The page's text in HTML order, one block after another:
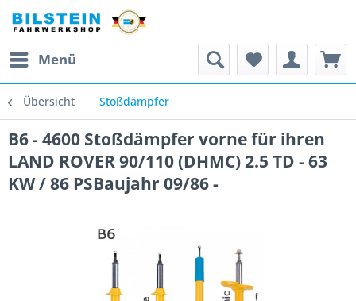
Menü
Übersicht Stoßdämpfer
B6 - 4600 Stoßdämpfer vorne für ihren
LAND ROVER 90/110 (DHMC) 2.5 TD - 63
KW / 86 PSBaujahr 09/86 -